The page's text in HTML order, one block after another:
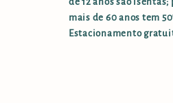
mais de 60 anos tem
Estacionamento